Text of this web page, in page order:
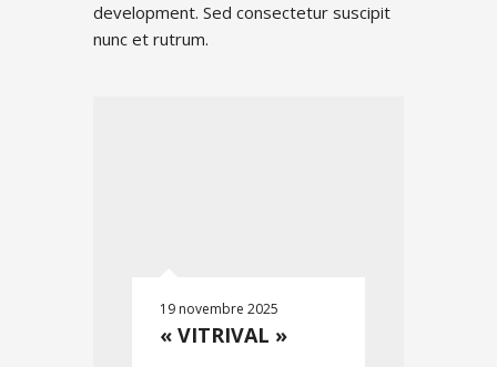
development. Sed consectetur suscipit
nunc et rutrum.
19 novembre 2025
« VITRIVAL »